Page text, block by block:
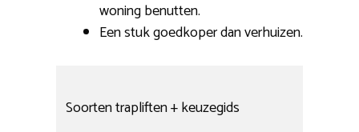
woning benutten.
Een stuk goedkoper dan verhuizen.
Soorten trapliften + keuzegids